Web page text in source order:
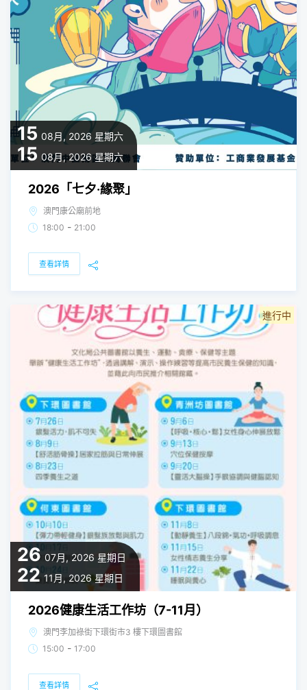
15 08月, 2026 星期六
15 08月, 2026 星期六
2026「七夕‧緣聚」
澳門康公廟前地
18:00 - 21:00
查看詳情
26 07月, 2026 星期日
22 11月, 2026 星期日
進行中
2026健康生活工作坊（7-11月）
澳門李加祿街下環街市3 樓下環圖書館
15:00 - 17:00
查看詳情